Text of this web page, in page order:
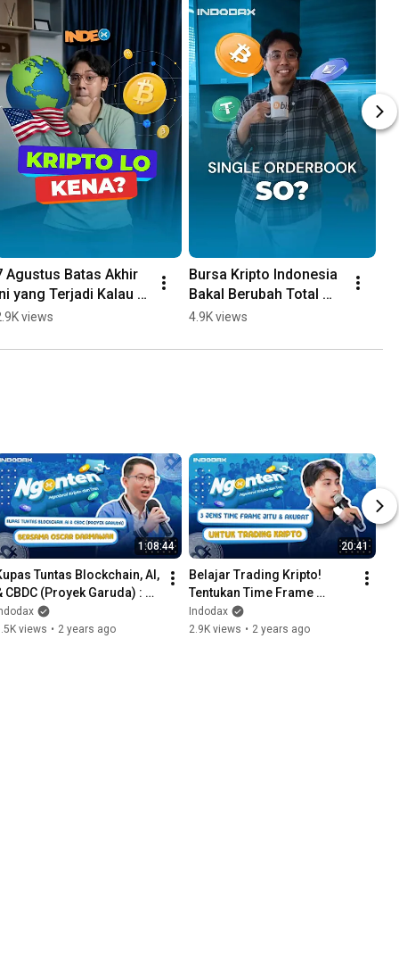
Agustus Batas Akhir
Ini yang Terjadi Kalau
Act Gagal
views
Bursa Kripto Indonesia
Bakal Berubah Total
Pasca UU P2SK 2026
4.9K views
1:08:44
Tuntas Blockchain, AI,
CBDC (Proyek Garuda) :
Goes To Campus
views • 2 years ago
20:41
Belajar Trading Kripto!
Tentukan Time Frame
Trading Agar Konsisten
Dapat Cuan
Indodax
2.9K views • 2 years ago